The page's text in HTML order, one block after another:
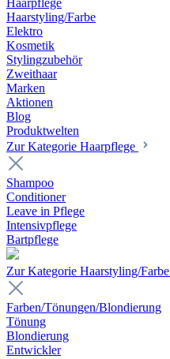
Haarpflege
Haarstyling/Farbe
Elektro
Kosmetik
Stylingzubehör
Zweithaar
Marken
Aktionen
Blog
Produktwelten
Zur Kategorie Haarpflege
Shampoo
Conditioner
Leave in Pflege
Intensivpflege
Bartpflege
Zur Kategorie Haarstyling/Farbe
Farben/Tönungen/Blondierung
Tönung
Blondierung
Entwickler